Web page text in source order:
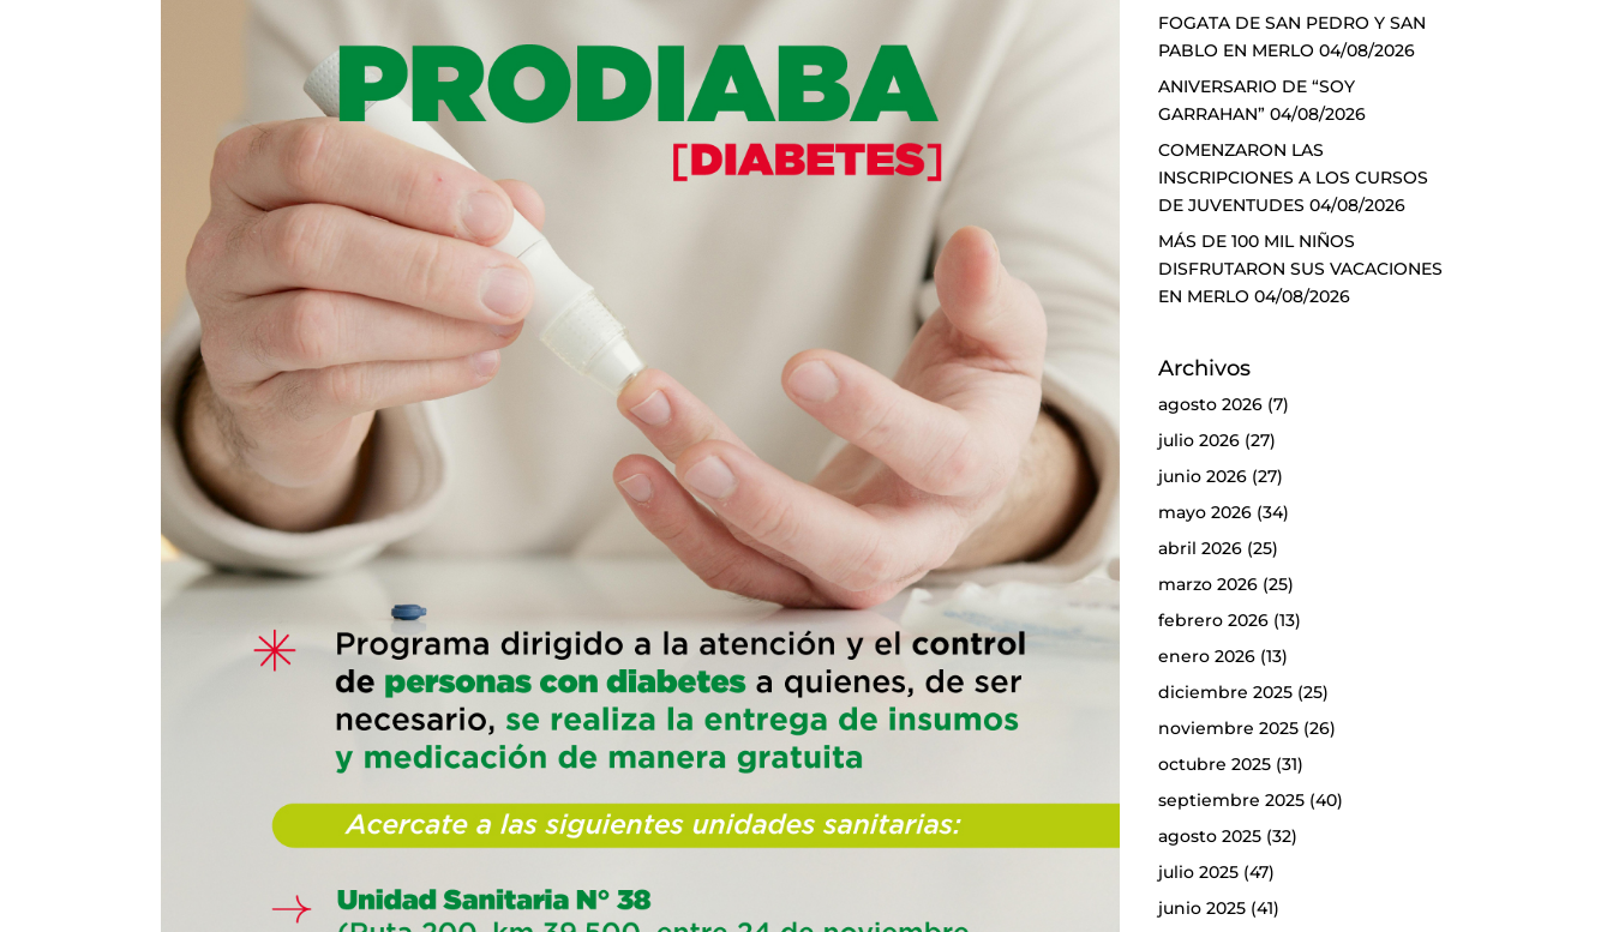
FOGATA DE SAN PEDRO Y SAN
PABLO EN MERLO 04/08/2026
ANIVERSARIO DE “SOY
GARRAHAN” 04/08/2026
COMENZARON LAS
INSCRIPCIONES A LOS CURSOS
DE JUVENTUDES 04/08/2026
MÁS DE 100 MIL NIÑOS
DISFRUTARON SUS VACACIONES
EN MERLO 04/08/2026
Archivos
agosto 2026(7)
julio 2026(27)
junio 2026(27)
mayo 2026(34)
abril 2026(25)
marzo 2026(25)
febrero 2026(13)
enero 2026(13)
diciembre 2025(25)
noviembre 2025(26)
octubre 2025(31)
septiembre 2025(40)
agosto 2025(32)
julio 2025(47)
junio 2025(41)